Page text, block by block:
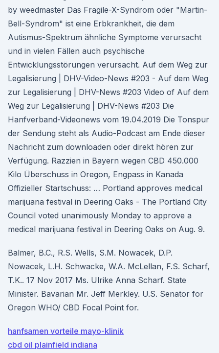
by weedmaster Das Fragile-X-Syndrom oder "Martin-
Bell-Syndrom" ist eine Erbkrankheit, die dem
Autismus-Spektrum ähnliche Symptome verursacht
und in vielen Fällen auch psychische
Entwicklungsstörungen verursacht. Auf dem Weg zur
Legalisierung | DHV-Video-News #203 - Auf dem Weg
zur Legalisierung | DHV-News #203 Video of Auf dem
Weg zur Legalisierung | DHV-News #203 Die
Hanfverband-Videonews vom 19.04.2019 Die Tonspur
der Sendung steht als Audio-Podcast am Ende dieser
Nachricht zum downloaden oder direkt hören zur
Verfügung. Razzien in Bayern wegen CBD 450.000
Kilo Überschuss in Oregon, Engpass in Kanada
Offizieller Startschuss: … Portland approves medical
marijuana festival in Deering Oaks - The Portland City
Council voted unanimously Monday to approve a
medical marijuana festival in Deering Oaks on Aug. 9.
Balmer, B.C., R.S. Wells, S.M. Nowacek, D.P.
Nowacek, L.H. Schwacke, W.A. McLellan, F.S. Scharf,
T.K.. 17 Nov 2017 Ms. Ulrike Anna Scharf. State
Minister. Bavarian Mr. Jeff Merkley. U.S. Senator for
Oregon WHO/ CBD Focal Point for.
hanfsamen vorteile mayo-klinik
cbd oil plainfield indiana